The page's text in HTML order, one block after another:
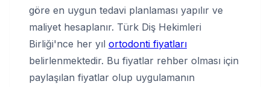
göre en uygun tedavi planlaması yapılır ve
maliyet hesaplanır. Türk Diş Hekimleri
Birliği'nce her yıl ortodonti fiyatları
belirlenmektedir. Bu fiyatlar rehber olması için
paylaşılan fiyatlar olup uygulamanın